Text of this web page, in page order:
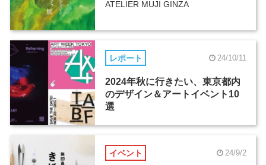
ATELIER MUJI GINZA
レポート 24/10/11
2024年秋に行きたい、東京都内
のデザイン＆アートイベント10
選
イベント 24/9/2